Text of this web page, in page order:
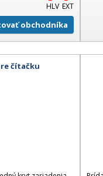
HLV EXT
obchodníka
čítačku